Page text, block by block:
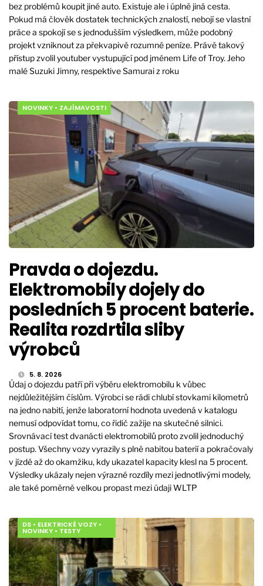
bez problémů koupit jiné auto. Existuje ale i úplně jiná cesta.
Pokud má člověk dostatek technických znalostí, nebojí se vlastní
práce a spokojí se s jednodušším výsledkem, může podobný
projekt vzniknout za překvapivě rozumné peníze. Právě takový
přístup zvolil youtuber vystupující pod jménem Life of Troy. Jeho
malé Suzuki Jimny, respektive Samurai z roku
NOVINKY • ZAJÍMAVOSTI
Pravda o dojezdu.
Elektromobily dojely do
posledních 5 procent baterie.
Realita rozdrtila sliby
výrobců
5. 8. 2026
Údaj o dojezdu patří při výběru elektromobilu k vůbec
nejdůležitějším číslům. Výrobci se rádi chlubí stovkami kilometrů
na jedno nabití, jenže laboratorní hodnota uvedená v katalogu
nemusí odpovídat tomu, co řidič zažije na skutečné silnici.
Srovnávací test dvanácti elektromobilů proto zvolil jednoduchý
postup. Všechny vozy vyrazily s plně nabitou baterií a pokračovaly
v jízdě až do okamžiku, kdy ukazatel kapacity klesl na 5 procent.
Výsledky ukázaly nejen výrazné rozdíly mezi jednotlivými modely,
ale také poměrně velkou propast mezi údaji WLTP
DS • ELEKTRICKÉ VOZY •
NOVINKY • TESTY